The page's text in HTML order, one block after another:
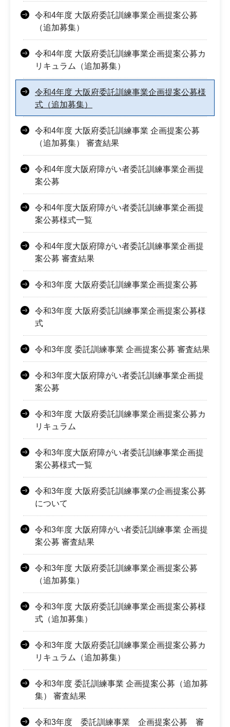
令和4年度 大阪府委託訓練事業企画提案公募
（追加募集）
令和4年度 大阪府委託訓練事業企画提案公募カ
リキュラム（追加募集）
令和4年度 大阪府委託訓練事業企画提案公募様
式（追加募集）
令和4年度 大阪府委託訓練事業 企画提案公募
（追加募集） 審査結果
令和4年度大阪府障がい者委託訓練事業企画提
案公募
令和4年度大阪府障がい者委託訓練事業企画提
案公募様式一覧
令和4年度大阪府障がい者委託訓練事業企画提
案公募 審査結果
令和3年度 大阪府委託訓練事業企画提案公募
令和3年度 大阪府委託訓練事業企画提案公募様
式
令和3年度 委託訓練事業 企画提案公募 審査結果
令和3年度大阪府障がい者委託訓練事業企画提
案公募
令和3年度 大阪府委託訓練事業企画提案公募カ
リキュラム
令和3年度大阪府障がい者委託訓練事業企画提
案公募様式一覧
令和3年度 大阪府委託訓練事業の企画提案公募
について
令和3年度 大阪府障がい者委託訓練事業 企画提
案公募 審査結果
令和3年度 大阪府委託訓練事業企画提案公募
（追加募集）
令和3年度 大阪府委託訓練事業企画提案公募様
式（追加募集）
令和3年度 大阪府委託訓練事業企画提案公募カ
リキュラム（追加募集）
令和3年度 委託訓練事業 企画提案公募（追加募
集） 審査結果
令和3年度 委託訓練事業 企画提案公募 審